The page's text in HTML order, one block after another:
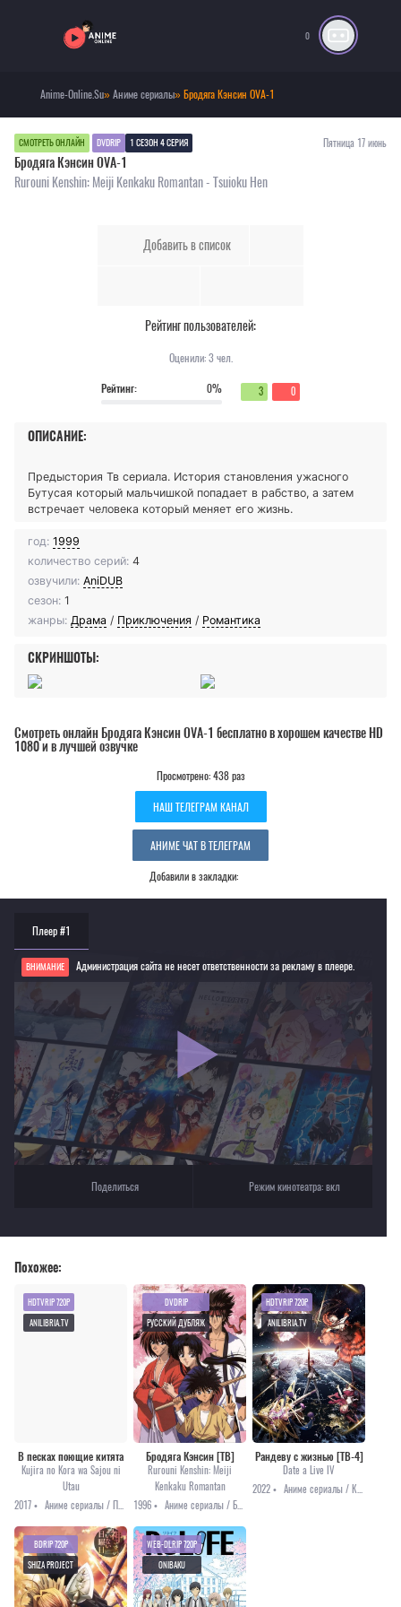
0
Anime-Online.Su»Аниме сериалы» Бродяга Кэнсин OVA-1
СМОТРЕТЬ ОНЛАЙН DVDRIP 1 СЕЗОН 4 СЕРИЯ Пятница 17 июнь
Бродяга Кэнсин OVA-1
Rurouni Kenshin: Meiji Kenkaku Romantan - Tsuioku Hen
Добавить в список
Рейтинг пользователей:
Оценили:3чел.
Рейтинг:
0% 3 0
ОПИСАНИЕ:
Предыстория Тв сериала. История становления ужасного
Бутусая который мальчишкой попадает в рабство, а затем
встречает человека который меняет его жизнь.
год: 1999
количество серий: 4
озвучили: AniDUB
сезон: 1
жанры: Драма / Приключения / Романтика
СКРИНШОТЫ:
Смотреть онлайн Бродяга Кэнсин OVA-1 бесплатно в хорошем качестве HD
1080 и в лучшей озвучке
Просмотрено: 438 раз
НАШ ТЕЛЕГРАМ КАНАЛ
АНИМЕ ЧАТ В ТЕЛЕГРАМ
Добавили в закладки:
Плеер #1
ВНИМАНИЕ Администрация сайта не несет ответственности за рекламу в плеере.
Если видео не работает, обновите страницу или выберите другой плеер!
Для просмотра некоторых аниме необходимо установить VPN
Текущее воспроизведение：Бродяга Кэнсин OVA-1
Поделиться Режим кинотеатра:вкл
Похожее:
В песках поющие китята
Kujira no Kora wa Sajou ni
Utau
2017 •
HDTVRIP 720P
ANILIBRIA.TV
Бродяга Кэнсин [ТВ]
Rurouni Kenshin: Meiji
Kenkaku Romantan
1996 •
DVDRIP
РУССКИЙ ДУБЛЯЖ
Рандеву с жизнью [ТВ-4]
Date a Live IV
2022 •
HDTVRIP 720P
ANILIBRIA.TV
BDRIP 720P
SHIZA PROJECT
WEB-DLRIP 720P
ONIBAKU